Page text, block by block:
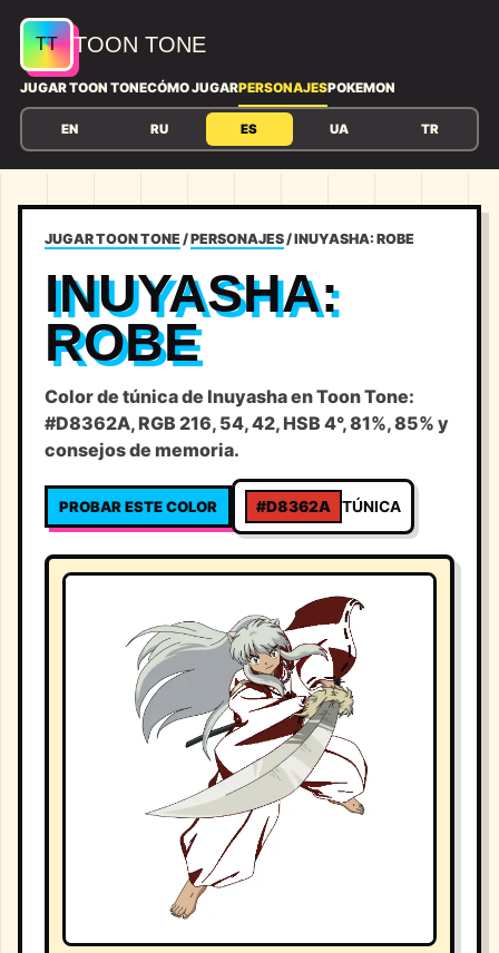
TOON TONE
JUGAR TOON TONECÓMO JUGARPERSONAJESPOKEMON
EN RU ES UA TR
JUGAR TOON TONE /PERSONAJES/INUYASHA: ROBE
INUYASHA:
ROBE
Color de túnica de Inuyasha en Toon Tone:
#D8362A, RGB 216, 54, 42, HSB 4°, 81%, 85% y
consejos de memoria.
PROBAR ESTE COLOR #D8362A TÚNICA